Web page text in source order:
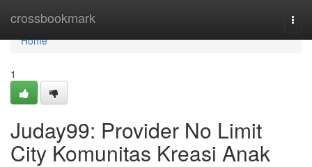
crossbookmark
Home
Home
1
Juday99: Provider No Limit
City Komunitas Kreasi Anak